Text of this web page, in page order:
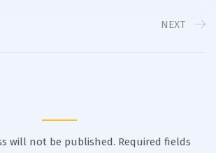
NEXT
will not be published. Required fields